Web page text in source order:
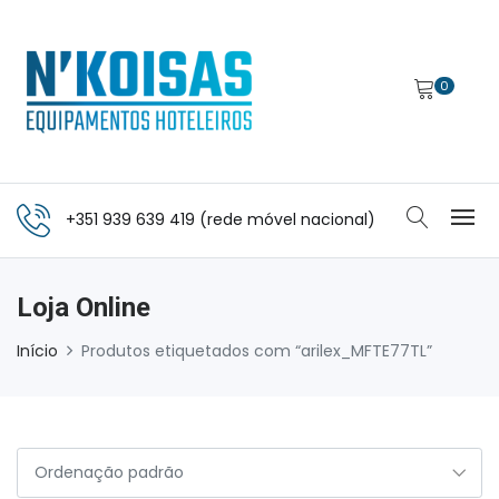
0
+351 939 639 419 (rede móvel nacional)
Loja Online
Início Produtos etiquetados com “arilex_MFTE77TL”